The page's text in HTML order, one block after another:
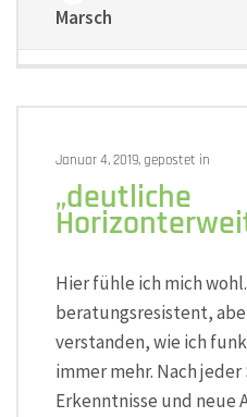
Marsch
Januar 4, 2019, gepostet in
„deutliche
Hier fühle ich mich
beratungsresistent,
verstanden, wie ich
immer mehr. Nach
Erkenntnisse und neue